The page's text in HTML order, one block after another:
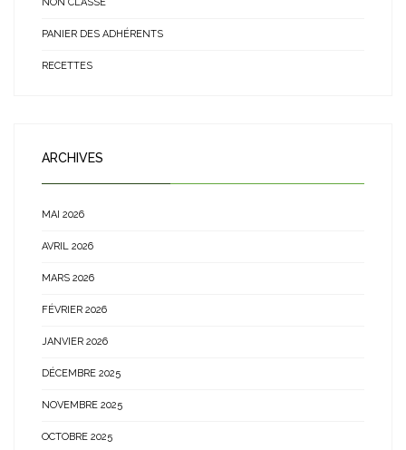
PANIER DES ADHÉRENTS
RECETTES
ARCHIVES
MAI 2026
AVRIL 2026
MARS 2026
FÉVRIER 2026
JANVIER 2026
DÉCEMBRE 2025
NOVEMBRE 2025
OCTOBRE 2025